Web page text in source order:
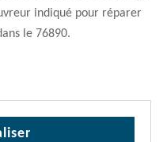
indiqué pour réparer
le 76890.